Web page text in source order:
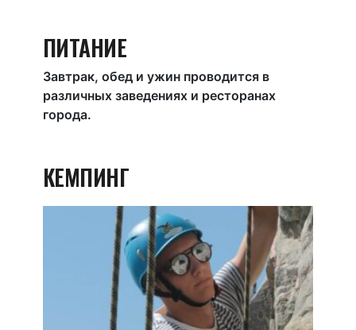
ПИТАНИЕ
Завтрак, обед и ужин проводится в
различных заведениях и ресторанах
города.
КЕМПИНГ